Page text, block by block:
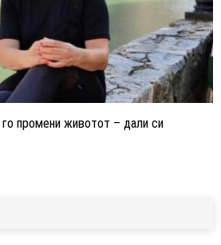
промени животот – дали си